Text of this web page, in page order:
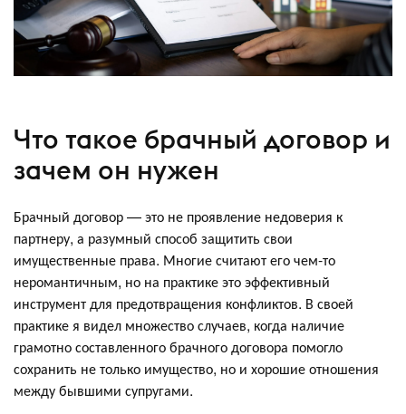
Что такое брачный договор и
зачем он нужен
Брачный договор — это не проявление недоверия к
партнеру, а разумный способ защитить свои
имущественные права. Многие считают его чем-то
неромантичным, но на практике это эффективный
инструмент для предотвращения конфликтов. В своей
практике я видел множество случаев, когда наличие
грамотно составленного брачного договора помогло
сохранить не только имущество, но и хорошие отношения
между бывшими супругами.